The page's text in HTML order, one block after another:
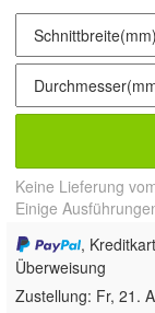
Keine Lieferung
Einige
,
Überweisung
Zustellung: Fr, 21.